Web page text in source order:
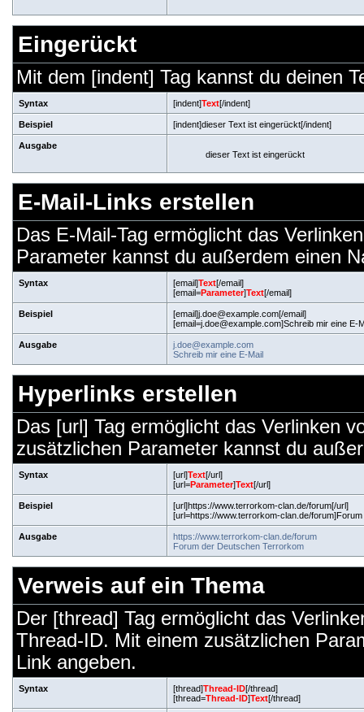
Eingerückt
Mit dem [indent] Tag kannst du deinen
Syntax [indent]Text[/indent]
Beispiel [indent]dieser Text ist eingerückt[/indent]
Ausgabe
dieser Text ist eingerückt
E-Mail-Links erstellen
Das E-Mail-Tag ermöglicht das
Parameter kannst du außerdem einen
Syntax [email]Text[/email]
[email=Parameter]Text[/email]
Beispiel
[email]j.doe@example.com[/email]
[email=j.doe@example.com]Schreib mir eine E-
Ausgabe
j.doe@example.com
Schreib mir eine E-Mail
Hyperlinks erstellen
Das [url] Tag ermöglicht das Verlinken
zusätzlichen Parameter kannst du
Syntax [url]Text[/url]
[url=Parameter]Text[/url]
Beispiel
[url]https://www.terrorkom-clan.de/forum[/url]
[url=https://www.terrorkom-clan.de/
Ausgabe
https://www.terrorkom-clan.de/forum
Forum der Deutschen Terrorkom
Verweis auf ein Thema
Der [thread] Tag ermöglicht das
Thread-ID. Mit einem zusätzlichen
Link angeben.
Syntax [thread]Thread-ID[/thread]
[thread=Thread-ID]Text[/thread]